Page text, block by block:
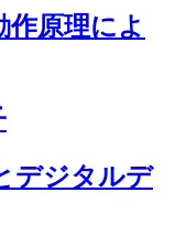
作原理によ
デジタルデ